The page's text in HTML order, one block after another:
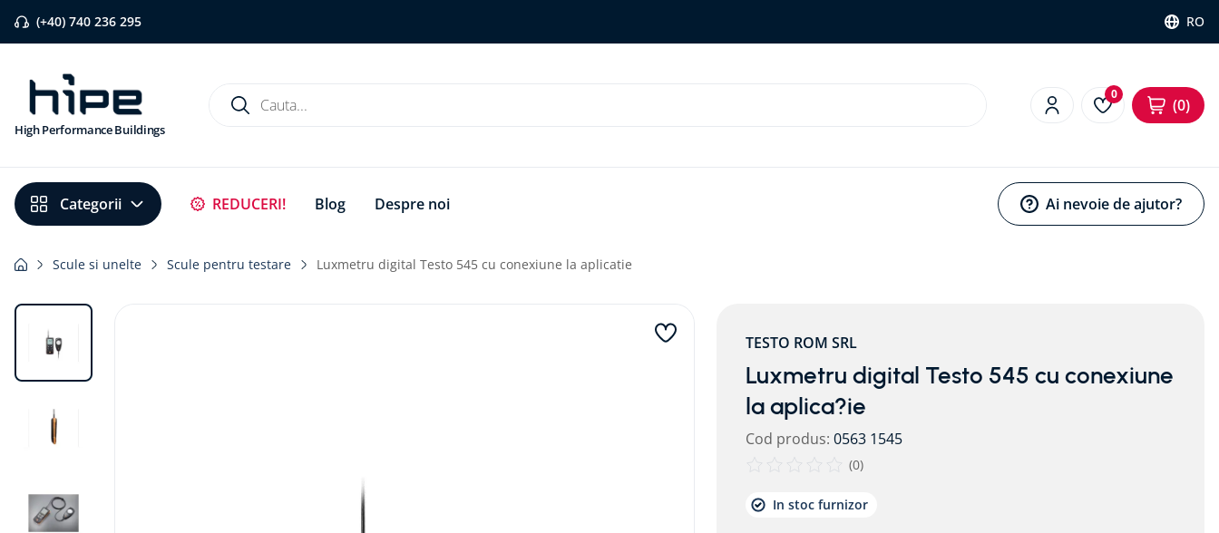
(+40) 740 236 295 RO
High Performance Buildings
1.
banda etansare
3.
pervaz aluminiu
0
0
REDUCERI! Blog Despre noi Ai nevoie de ajutor?
Scule si unelte Scule pentru testare Luxmetru digital Testo 545 cu conexiune la aplicatie
TESTO ROM SRL
Luxmetru digital Testo 545 cu conexiune
la aplica?ie
Cod produs: 0563 1545
(0)
In stoc furnizor